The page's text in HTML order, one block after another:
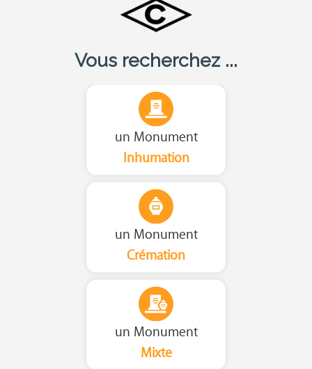
Vous recherchez ...
un Monument
Inhumation
un Monument
Crémation
un Monument
Mixte